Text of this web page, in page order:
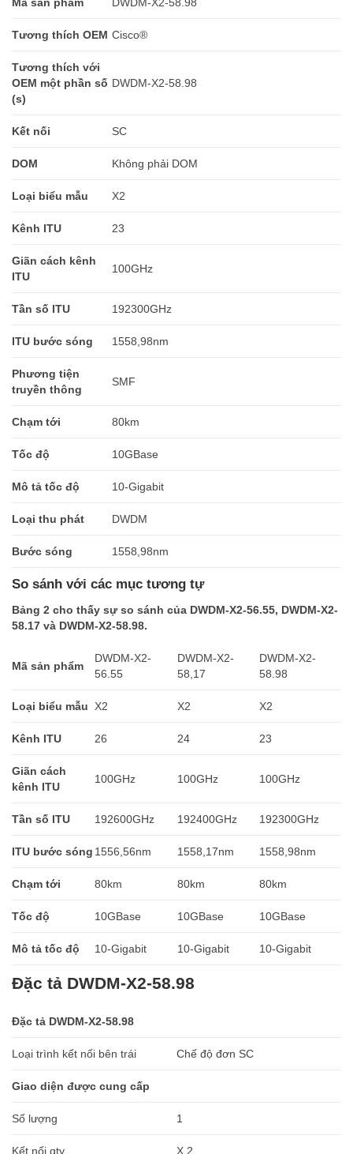
Tương thích OEM Cisco®
Tương thích với
OEM một phần số
(s)
DWDM-X2-58.98
Kết nối SC
DOM Không phải DOM
Loại biểu mẫu X2
Kênh ITU 23
Giãn cách kênh
ITU
100GHz
Tần số ITU 192300GHz
ITU bước sóng 1558,98nm
Phương tiện
truyền thông
SMF
Chạm tới 80km
Tốc độ 10GBase
Mô tả tốc độ 10-Gigabit
Loại thu phát DWDM
Bước sóng 1558,98nm
So sánh với các mục tương tự
Bảng 2 cho thấy sự so sánh của DWDM-X2-56.55, DWDM-X2-
58.17 và DWDM-X2-58.98.
Mã sản phẩm
DWDM-X2-
56.55
DWDM-X2-
58,17
DWDM-X2-
58.98
Loại biểu mẫu X2 X2 X2
Kênh ITU 26 24 23
Giãn cách
kênh ITU
100GHz 100GHz 100GHz
Tần số ITU 192600GHz 192400GHz 192300GHz
ITU bước sóng 1556,56nm 1558,17nm 1558,98nm
Chạm tới 80km 80km 80km
Tốc độ 10GBase 10GBase 10GBase
Mô tả tốc độ 10-Gigabit 10-Gigabit 10-Gigabit
Đặc tả DWDM-X2-58.98
Đặc tả DWDM-X2-58.98
Loại trình kết nối bên trái Chế độ đơn SC
Giao diện được cung cấp
Số lượng 1
Kết nối qty X 2